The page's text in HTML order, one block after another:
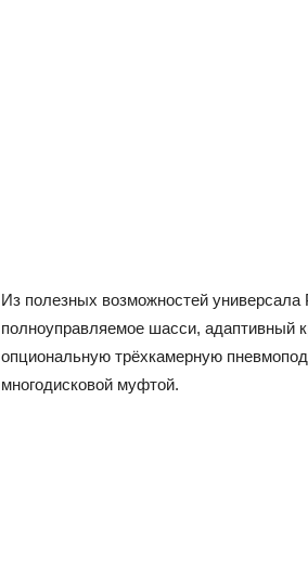
Из полезных возможностей универсала
полноуправляемое шасси, адаптивный
опциональную трёхкамерную
многодисковой муфтой.